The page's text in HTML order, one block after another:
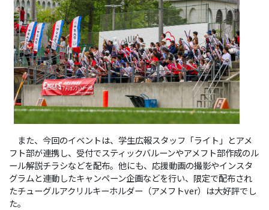
また、今回のイベントは、学生広報スタッフ「ライト」とアメ
フト部が連携し、受付でスティックバルーンやアメフト部作成のル
ール解説チラシなどを配布。他にも、応援動画の撮影やインスタ
グラムと連動したキャンペーン企画などを行い、限定で配布され
たチューグルアクリルキーホルダー（アメフトver）は大好評でし
た。